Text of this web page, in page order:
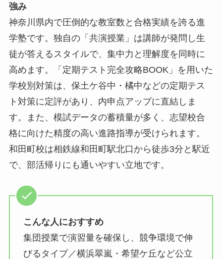
強み
神奈川県内で圧倒的な教室数と合格実績を誇る進
学塾です。独自の「共演授業」は講師が発問し生
徒が答えるスタイルで、集中力と理解度を同時に
高めます。「定期テスト完全攻略BOOK」を用いた
学校別対策は、保土ケ谷中・橘中などの定期テス
ト対策に定評があり、内申点アップに直結しま
す。また、模試データの蓄積量が多く、志望校合
格に向けた精度の高い進路指導が受けられます。
和田町校は相鉄線和田町駅北口から徒歩3分と駅近
で、部活帰りにも通いやすい立地です。
こんな人におすすめ
集団授業で演習量を確保し、競争環境で伸
びるタイプ／横浜翠嵐・希望ケ丘など公立